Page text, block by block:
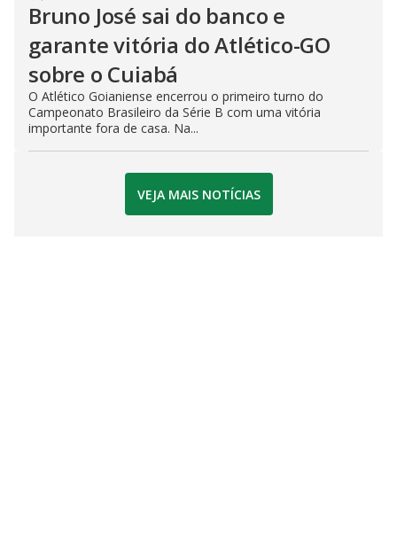
Bruno José sai do banco e
garante vitória do Atlético-GO
sobre o Cuiabá
O Atlético Goianiense encerrou o primeiro turno do
Campeonato Brasileiro da Série B com uma vitória
importante fora de casa. Na...
VEJA MAIS NOTÍCIAS